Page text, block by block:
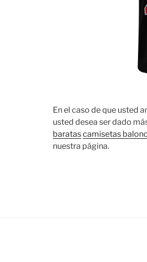
En el caso de que usted
usted desea ser dado
baratascamisetas
nuestra página.